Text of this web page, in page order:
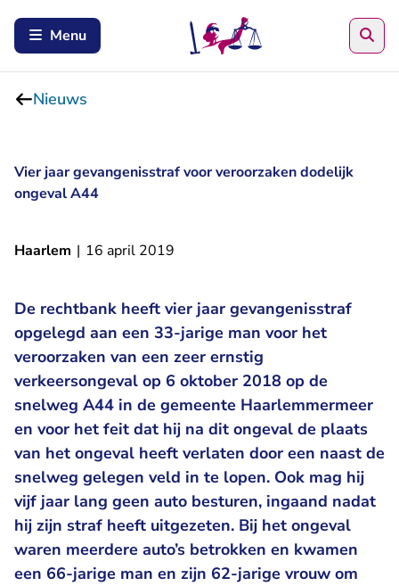
Menu
Nieuws
Vier jaar gevangenisstraf voor veroorzaken dodelijk
ongeval A44
Haarlem | 16 april 2019
De rechtbank heeft vier jaar gevangenisstraf
opgelegd aan een 33-jarige man voor het
veroorzaken van een zeer ernstig
verkeersongeval op 6 oktober 2018 op de
snelweg A44 in de gemeente Haarlemmermeer
en voor het feit dat hij na dit ongeval de plaats
van het ongeval heeft verlaten door een naast de
snelweg gelegen veld in te lopen. Ook mag hij
vijf jaar lang geen auto besturen, ingaand nadat
hij zijn straf heeft uitgezeten. Bij het ongeval
waren meerdere auto’s betrokken en kwamen
een 66-jarige man en zijn 62-jarige vrouw om